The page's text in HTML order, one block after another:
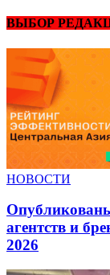
ВЫБОР
НОВОСТИ
агентств и
2026